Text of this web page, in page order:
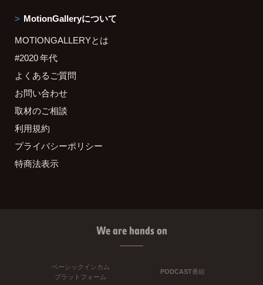
MotionGalleryについて
MOTIONGALLERYとは
#2020 年代
よくあるご質問
お問い合わせ
取材のご相談
利用規約
プライバシーポリシー
特商法表示
We are hands on
ベーシックインカム
プラットフォーム
PODCAST番組